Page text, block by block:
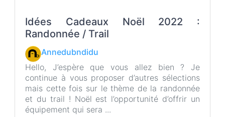
b
o
o
t
e
r
Idées Cadeaux Noël 2022 :
Randonnée / Trail
Annedubndidu
Hello, J’espère que vous allez bien ? Je
continue à vous proposer d’autres sélections
mais cette fois sur le thème de la randonnée
et du trail ! Noël est l’opportunité d’offrir un
équipement qui sera ...